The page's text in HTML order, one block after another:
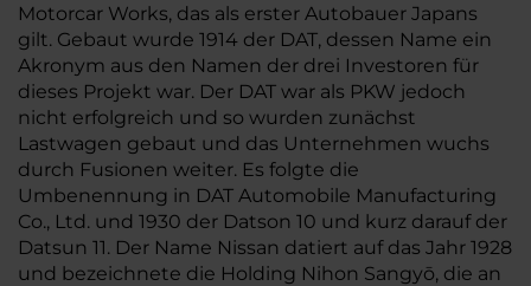
Motorcar Works, das als erster Autobauer Japans
gilt. Gebaut wurde 1914 der DAT, dessen Name ein
Akronym aus den Namen der drei Investoren für
dieses Projekt war. Der DAT war als PKW jedoch
nicht erfolgreich und so wurden zunächst
Lastwagen gebaut und das Unternehmen wuchs
durch Fusionen weiter. Es folgte die
Umbenennung in DAT Automobile Manufacturing
Co., Ltd. und 1930 der Datson 10 und kurz darauf der
Datsun 11. Der Name Nissan datiert auf das Jahr 1928
und bezeichnete die Holding Nihon Sangyō, die an